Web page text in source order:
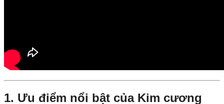
1. Ưu điểm nổi bật của Kim cương